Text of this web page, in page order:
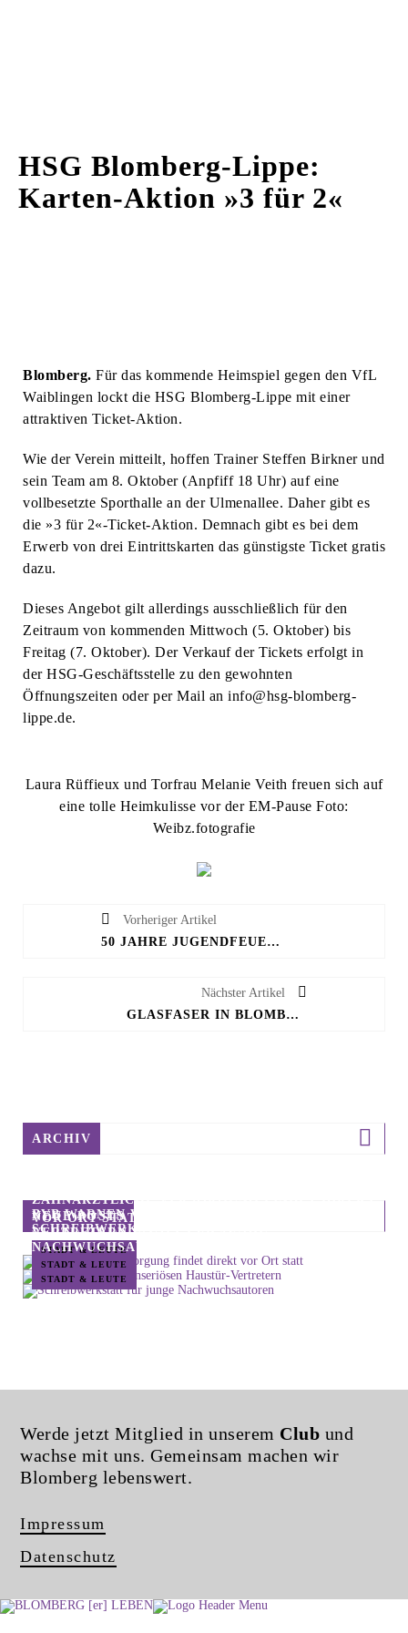
HSG Blomberg-Lippe:
Karten-Aktion »3 für 2«
Blomberg. Für das kommende Heimspiel gegen den VfL
Waiblingen lockt die HSG Blomberg-Lippe mit einer
attraktiven Ticket-Aktion.
Wie der Verein mitteilt, hoffen Trainer Steffen Birkner und
sein Team am 8. Oktober (Anpfiff 18 Uhr) auf eine
vollbesetzte Sporthalle an der Ulmenallee. Daher gibt es
die »3 für 2«-Ticket-Aktion. Demnach gibt es bei dem
Erwerb von drei Eintrittskarten das günstigste Ticket gratis
dazu.
Dieses Angebot gilt allerdings ausschließlich für den
Zeitraum von kommenden Mittwoch (5. Oktober) bis
Freitag (7. Oktober). Der Verkauf der Tickets erfolgt in
der HSG-Geschäftsstelle zu den gewohnten
Öffnungszeiten oder per Mail an info@hsg-blomberg-
lippe.de.
Laura Rüffieux und Torfrau Melanie Veith freuen sich auf
eine tolle Heimkulisse vor der EM-Pause Foto:
Weibz.fotografie
Vorheriger Artikel
50 JAHRE JUGENDFEUERWEHR CAPPEL
Nächster Artikel
GLASFASER IN BLOMBERG – FLÄCHENDECKENDE LÖSUNG
ARCHIV
NEUE POSTS
ZAHNÄRZTLICHE VERSORGUNG FINDET DIREKT
VOR ORT STATT
STADT & LEUTE
BVB WARNEN VOR UNSERIÖSEN HAUSTÜR-
VERTRETERN
STADT & LEUTE
SCHREIBWERKSTATT FÜR JUNGE
NACHWUCHSAUTOREN
STADT & LEUTE
Werde jetzt Mitglied in unserem Club und
wachse mit uns. Gemeinsam machen wir
Blomberg lebenswert.
Impressum
Datenschutz